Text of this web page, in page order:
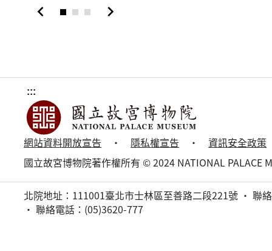
chevron_left chevron_right
:::
網站資料開放宣告 · 隱私權宣告 ·資訊安全政策
國立故宮博物院著作權所有 © 2024 NATIONAL PALACE
北院地址：111001臺北市士林區至善路二段221號 · 聯
· 聯絡電話：(05)3620-777